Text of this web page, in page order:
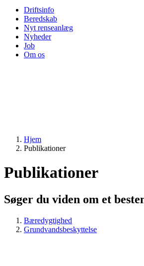
Driftsinfo
Beredskab
Nyt renseanlæg
Nyheder
Job
Om os
Hjem
Publikationer
Publikationer
Søger du viden om et
Bæredygtighed
Grundvandsbeskyttelse